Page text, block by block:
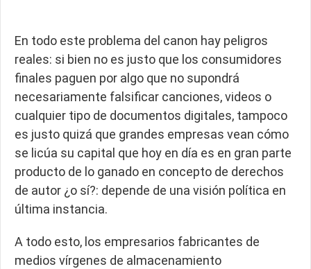
En todo este problema del canon hay peligros
reales: si bien no es justo que los consumidores
finales paguen por algo que no supondrá
necesariamente falsificar canciones, videos o
cualquier tipo de documentos digitales, tampoco
es justo quizá que grandes empresas vean cómo
se licúa su capital que hoy en día es en gran parte
producto de lo ganado en concepto de derechos
de autor ¿o sí?: depende de una visión política en
última instancia.
A todo esto, los empresarios fabricantes de
medios vírgenes de almacenamiento